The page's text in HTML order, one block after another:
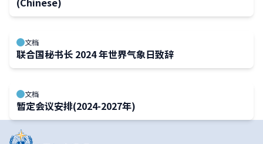
文档
联合国秘书长 2024 年世界气象日致辞
文档
暂定会议安排(2024-2027年)